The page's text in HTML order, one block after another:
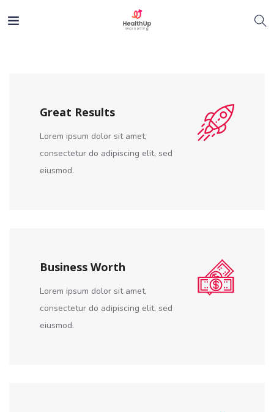
Great Results
Lorem ipsum dolor sit amet,
consectetur do adipiscing elit, sed
eiusmod.
Business Worth
Lorem ipsum dolor sit amet,
consectetur do adipiscing elit, sed
eiusmod.